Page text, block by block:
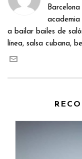
academia
a bailar bailes de
línea, salsa cubana,